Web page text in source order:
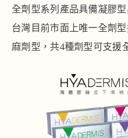
全劑型系列產品具備凝膠
台灣目前市面上唯一全劑
麻劑型，共4種劑型可支援